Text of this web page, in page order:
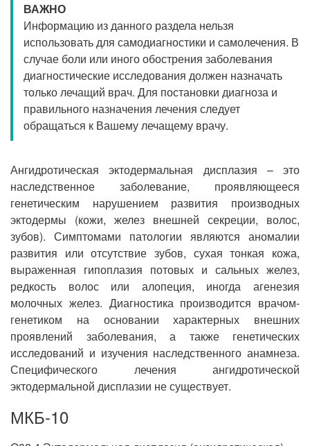
Прием гастроэнтеролога
Прием офтальмолога
Прием уролога
Прием хирурга
Прием кардиолога
ВАЖНО
Информацию из данного раздела нельзя
использовать для самодиагностики и самолечения. В
случае боли или иного обострения заболевания
диагностические исследования должен назначать
только лечащий врач. Для постановки диагноза и
правильного назначения лечения следует
обращаться к Вашему лечащему врачу.
Ангидротическая эктодермальная дисплазия – это
наследственное заболевание, проявляющееся
генетическим нарушением развития производных
эктодермы (кожи, желез внешней секреции, волос,
зубов). Симптомами патологии являются аномалии
развития или отсутствие зубов, сухая тонкая кожа,
выраженная гипоплазия потовых и сальных желез,
редкость волос или алопеция, иногда агенезия
молочных желез. Диагностика производится врачом-
генетиком на основании характерных внешних
проявлений заболевания, а также генетических
исследований и изучения наследственного анамнеза.
Специфического лечения ангидротической
эктодермальной дисплазии не существует.
МКБ-10